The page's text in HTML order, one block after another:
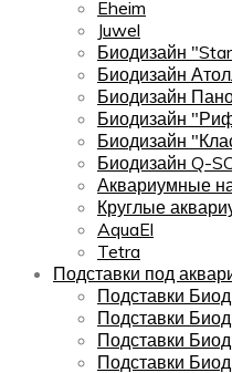
Eheim
Juwel
Биодизайн
Биодизайн
Биодизайн
Биодизайн
Биодизайн
Биодизайн Q-
Аквариумные
Круглые
AquaEl
Tetra
Подставки под
Подставки
Подставки
Подставки
Подставки